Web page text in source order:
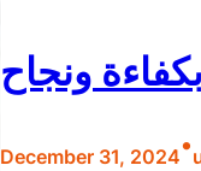
ونجاح
December 31, 2024•